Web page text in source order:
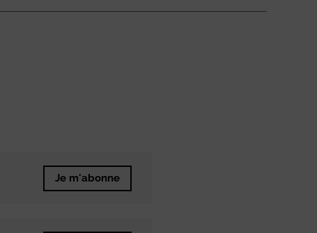
Je m'abonne